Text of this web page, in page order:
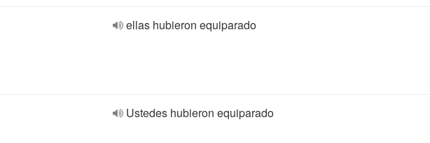
ellas hubieron equiparado
Ustedes hubieron equiparado